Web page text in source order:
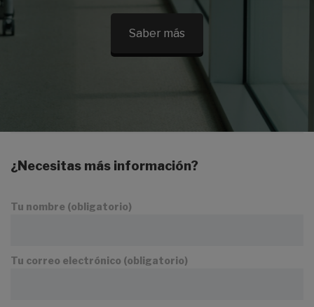
Saber más
¿Necesitas más información?
Tu nombre (obligatorio)
Tu correo electrónico (obligatorio)